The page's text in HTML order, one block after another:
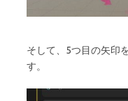
そして、5つ目の矢印
す。